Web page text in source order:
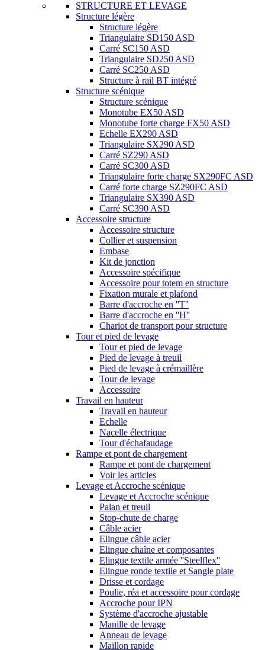
STRUCTURE ET LEVAGE
Structure légère
Structure légère
Triangulaire SD150 ASD
Carré SC150 ASD
Triangulaire SD250 ASD
Carré SC250 ASD
Structure à rail BT intégré
Structure scénique
Structure scénique
Monotube EX50 ASD
Monotube forte charge FX50 ASD
Echelle EX290 ASD
Triangulaire SX290 ASD
Carré SZ290 ASD
Carré SC300 ASD
Triangulaire forte charge SX290FC ASD
Carré forte charge SZ290FC ASD
Triangulaire SX390 ASD
Carré SC390 ASD
Accessoire structure
Accessoire structure
Collier et suspension
Embase
Kit de jonction
Accessoire spécifique
Accessoire pour totem en structure
Fixation murale et plafond
Barre d'accroche en ''T''
Barre d'accroche en ''H''
Chariot de transport pour structure
Tour et pied de levage
Tour et pied de levage
Pied de levage à treuil
Pied de levage à crémaillère
Tour de levage
Accessoire
Travail en hauteur
Travail en hauteur
Echelle
Nacelle électrique
Tour d'échafaudage
Rampe et pont de chargement
Rampe et pont de chargement
Voir les articles
Levage et Accroche scénique
Levage et Accroche scénique
Palan et treuil
Stop-chute de charge
Câble acier
Elingue câble acier
Elingue chaîne et composantes
Elingue textile armée ''Steelflex''
Elingue ronde textile et Sangle plate
Drisse et cordage
Poulie, réa et accessoire pour cordage
Accroche pour IPN
Système d'accroche ajustable
Manille de levage
Anneau de levage
Maillon rapide